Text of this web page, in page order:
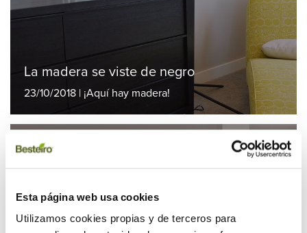
Esta página web usa cookies
Utilizamos cookies propias y de terceros para
La madera se viste de negro
23/10/2018 | ¡Aquí hay madera!
6 razones para elegir la madera para tu